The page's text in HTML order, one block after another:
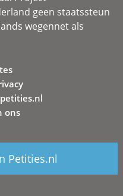
geen staatssteun
wegennet als
ons
Petities.nl